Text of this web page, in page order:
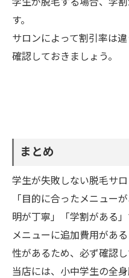
す。
サロンによって割引率は
確認しておきましょう。
まとめ
学生が失敗しない脱毛サ
「目的に合ったメニュー
明が丁寧」「学割がある」
メニューに追加費用があ
性があるため、必ず確認し
当店には、小中学生の全